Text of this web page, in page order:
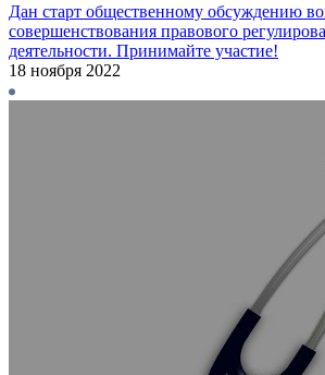
Дан старт общественному обсуждению
совершенствования правового
деятельности. Принимайте участие!
18 ноября 2022